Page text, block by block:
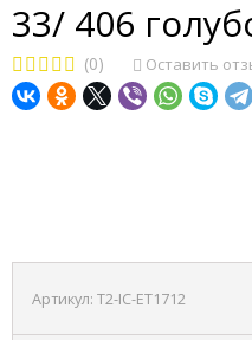
33/ 406
(0) Оставить
Артикул: T2-IC-ET1712